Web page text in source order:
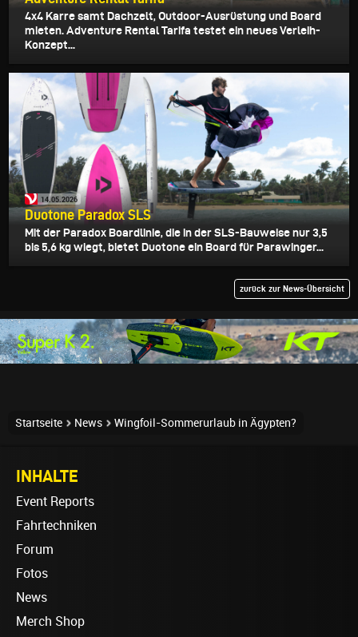
4x4 Karre samt Dachzelt, Outdoor-Ausrüstung und Board
mieten. Adventure Rental Tarifa testet ein neues Verleih-
Konzept...
14.05.2026
Duotone Paradox SLS
Mit der Paradox Boardlinie, die in der SLS-Bauweise nur 3,5
bis 5,6 kg wiegt, bietet Duotone ein Board für Parawinger...
zurück zur News-Übersicht
Startseite News Wingfoil-Sommerurlaub in Ägypten?
INHALTE
Event Reports
Fahrtechniken
Forum
Fotos
News
Merch Shop